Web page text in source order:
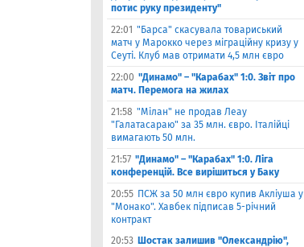
потис руку президенту"
22:01 "Барса" скасувала товариський
матч у Марокко через міграційну кризу у
Сеуті. Клуб мав отримати 4,5 млн євро
22:00 "Динамо" – "Карабах" 1:0. Звіт про
матч. Перемога на жилах
21:58 "Мілан" не продав Леау
"Галатасараю" за 35 млн. євро. Італійці
вимагають 50 млн.
21:57 "Динамо" – "Карабах" 1:0. Ліга
конференцій. Все вирішиться у Баку
20:55 ПСЖ за 50 млн євро купив Акліуша у
"Монако". Хавбек підписав 5-річний
контракт
20:53 Шостак залишив "Олександрію",